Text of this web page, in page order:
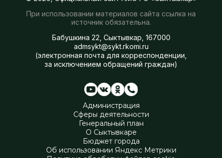
При использовании материалов сайта ссылка на
источник обязательна.
Бабушкина 22, Сыктывкар, 167000
admsykt@sykt.rkomi.ru
(электронная почта для корреспонденции,
за исключением обращений граждан)
Администрация
Сферы деятельности
Генеральный план
О Сыктывкаре
Бюджет города
Об использовании Яндекс Метрики